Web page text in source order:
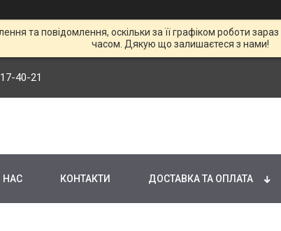
та повідомлення, оскільки за її графіком роботи
часом. Дякую що залишаєтеся з нами!
40-21
НАС КОНТАКТИ ДОСТАВКА ТА ОПЛАТА